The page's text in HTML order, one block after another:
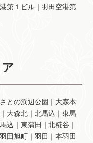
第１ビル｜羽田空港第
との浜辺公園｜大森本
大森北｜北馬込｜東馬
込｜東蒲田｜北糀谷｜
田旭町｜羽田｜本羽田